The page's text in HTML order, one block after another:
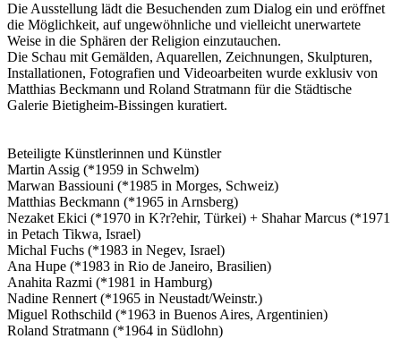
Die Ausstellung lädt die Besuchenden zum Dialog ein und eröffnet
die Möglichkeit, auf ungewöhnliche und vielleicht unerwartete
Weise in die Sphären der Religion einzutauchen.
Die Schau mit Gemälden, Aquarellen, Zeichnungen, Skulpturen,
Installationen, Fotografien und Videoarbeiten wurde exklusiv von
Matthias Beckmann und Roland Stratmann für die Städtische
Galerie Bietigheim-Bissingen kuratiert.
Beteiligte Künstlerinnen und Künstler
Martin Assig (*1959 in Schwelm)
Marwan Bassiouni (*1985 in Morges, Schweiz)
Matthias Beckmann (*1965 in Arnsberg)
Nezaket Ekici (*1970 in K?r?ehir, Türkei) + Shahar Marcus (*1971
in Petach Tikwa, Israel)
Michal Fuchs (*1983 in Negev, Israel)
Ana Hupe (*1983 in Rio de Janeiro, Brasilien)
Anahita Razmi (*1981 in Hamburg)
Nadine Rennert (*1965 in Neustadt/Weinstr.)
Miguel Rothschild (*1963 in Buenos Aires, Argentinien)
Roland Stratmann (*1964 in Südlohn)